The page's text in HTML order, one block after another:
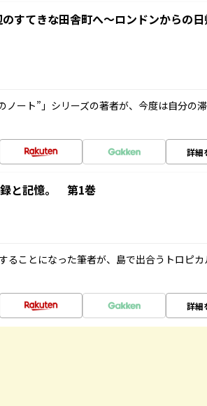
すてきな田舎町へ～ロンドンからの
ート”」シリーズの著者が、今度は自分の
詳細
と記憶。 第1巻
ることになった筆者が、島で出合うトロピカ
詳細